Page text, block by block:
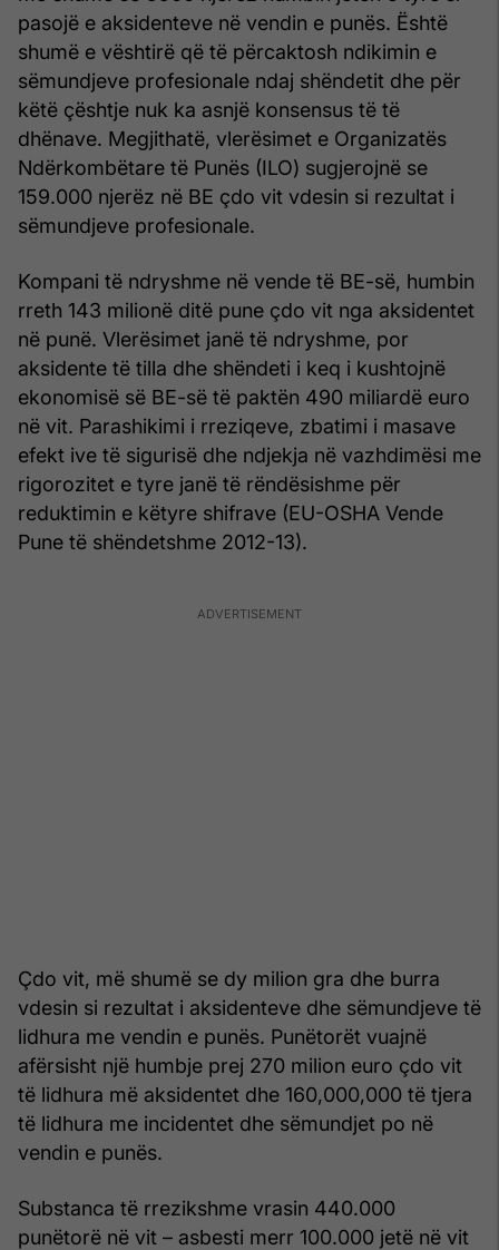
pasojë e aksidenteve në vendin e punës. Është
shumë e vështirë që të përcaktosh ndikimin e
sëmundjeve profesionale ndaj shëndetit dhe për
këtë çështje nuk ka asnjë konsensus të të
dhënave. Megjithatë, vlerësimet e Organizatës
Ndërkombëtare të Punës (ILO) sugjerojnë se
159.000 njerëz në BE çdo vit vdesin si rezultat i
sëmundjeve profesionale.
Kompani të ndryshme në vende të BE-së, humbin
rreth 143 milionë ditë pune çdo vit nga aksidentet
në punë. Vlerësimet janë të ndryshme, por
aksidente të tilla dhe shëndeti i keq i kushtojnë
ekonomisë së BE-së të paktën 490 miliardë euro
në vit. Parashikimi i rreziqeve, zbatimi i masave
efekt ive të sigurisë dhe ndjekja në vazhdimësi me
rigorozitet e tyre janë të rëndësishme për
reduktimin e këtyre shifrave (EU-OSHA Vende
Pune të shëndetshme 2012-13).
Çdo vit, më shumë se dy milion gra dhe burra
vdesin si rezultat i aksidenteve dhe sëmundjeve të
lidhura me vendin e punës. Punëtorët vuajnë
afërsisht një humbje prej 270 milion euro çdo vit
të lidhura më aksidentet dhe 160,000,000 të tjera
të lidhura me incidentet dhe sëmundjet po në
vendin e punës.
Substanca të rrezikshme vrasin 440.000
punëtorë në vit – asbesti merr 100.000 jetë në vit